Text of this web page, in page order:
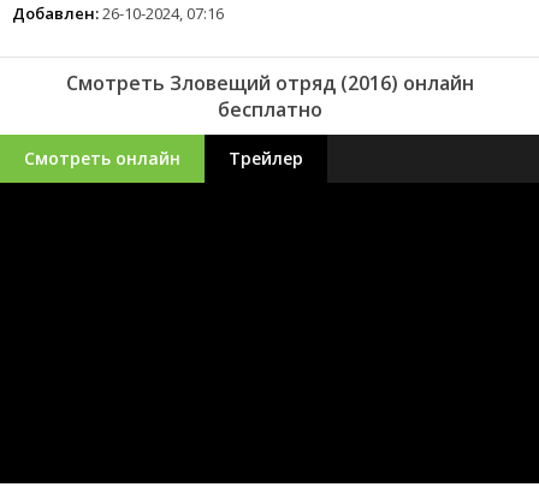
Добавлен:26-10-2024, 07:16
Смотреть Зловещий отряд (2016) онлайн
бесплатно
Смотреть онлайн Трейлер